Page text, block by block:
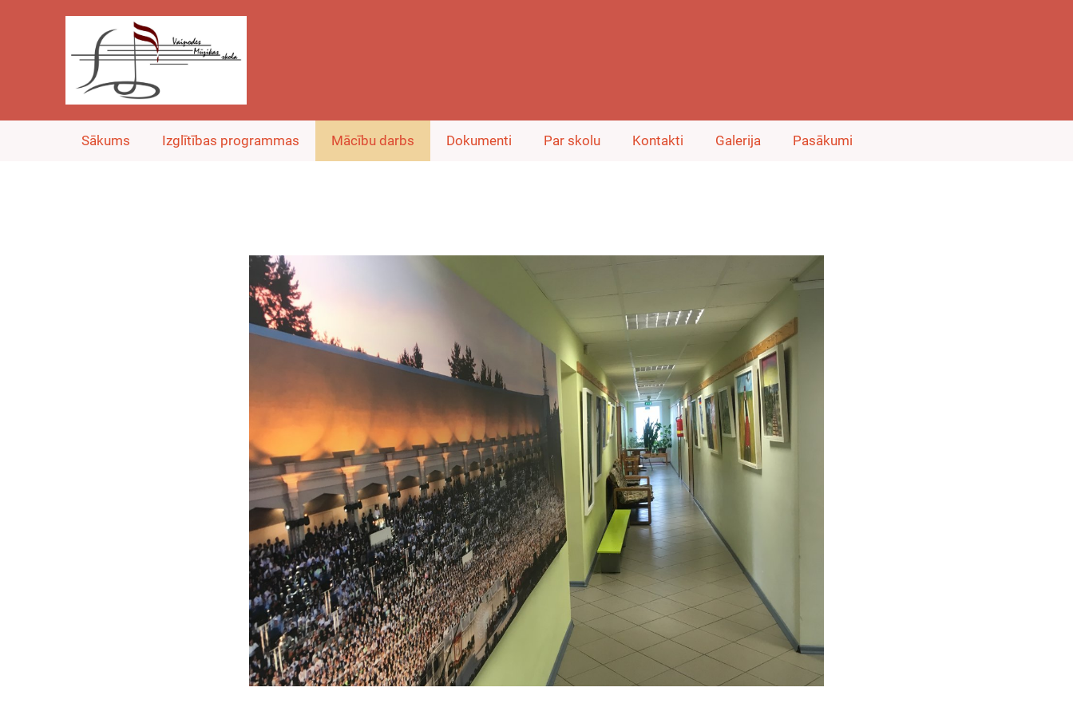
Sākums Izglītības programmas Mācību darbs Dokumenti Par skolu Kontakti Galerija Pasākumi